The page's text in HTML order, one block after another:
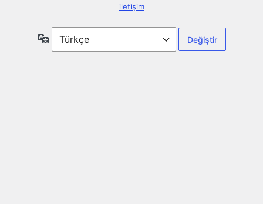
iletişim
Dil